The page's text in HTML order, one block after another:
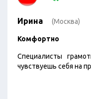
Ирина (Москва)
Комфортно
Специалисты
чувствуешь себя на